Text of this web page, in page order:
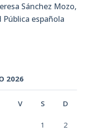
Sánchez Mozo,
española
2026
V S D
1 2